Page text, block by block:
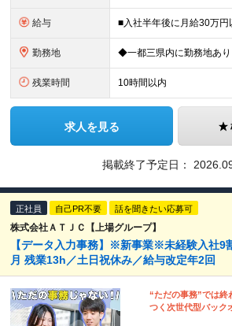
給与
勤務地
残業時間 10時間以内
求人を見る
掲載終了予定日：
正社員 自己PR不要 話を聞きたい応募可
株式会社ＡＴＪＣ【上場グループ】
【データ入力事務】※新事業※未経験入社9
月 残業13h／土日祝休み／給与改定年2回
“ただの事務”では終
つく次世代型バック